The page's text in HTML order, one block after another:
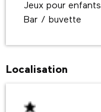
Jeux pour enfants
Bar / buvette
Localisation